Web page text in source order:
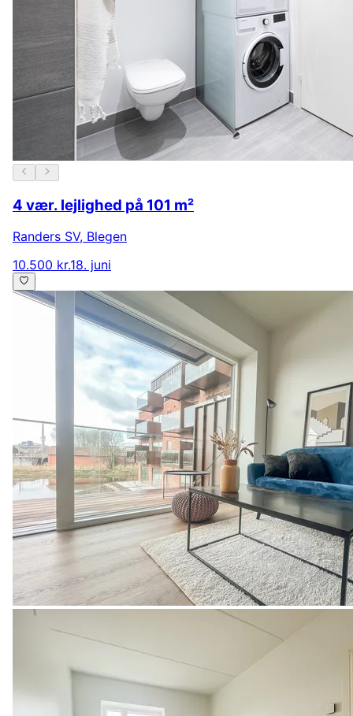
4 vær. lejlighed på 101 m²
Randers SV, Blegen
10.500 kr.18. juni